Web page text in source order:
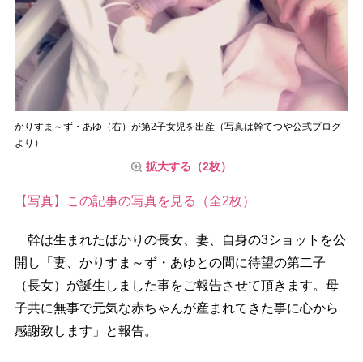
かりすま～ず・あゆ（右）が第2子女児を出産（写真は幹てつや公式ブログ
より）
拡大する（2枚）
【写真】この記事の写真を見る（全2枚）
幹は生まれたばかりの長女、妻、自身の3ショットを公
開し「妻、かりすま～ず・あゆとの間に待望の第二子
（長女）が誕生しました事をご報告させて頂きます。母
子共に無事で元気な赤ちゃんが産まれてきた事に心から
感謝致します」と報告。